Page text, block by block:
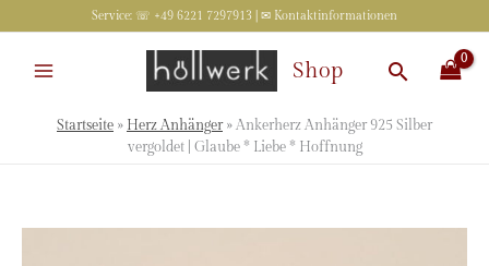
Inhalt
springen
Service: ☏ +49 6221 7297913 | ✉ Kontaktinformationen
Shop Suchen
Startseite » Herz Anhänger» Ankerherz Anhänger 925 Silber
vergoldet | Glaube * Liebe * Hoffnung